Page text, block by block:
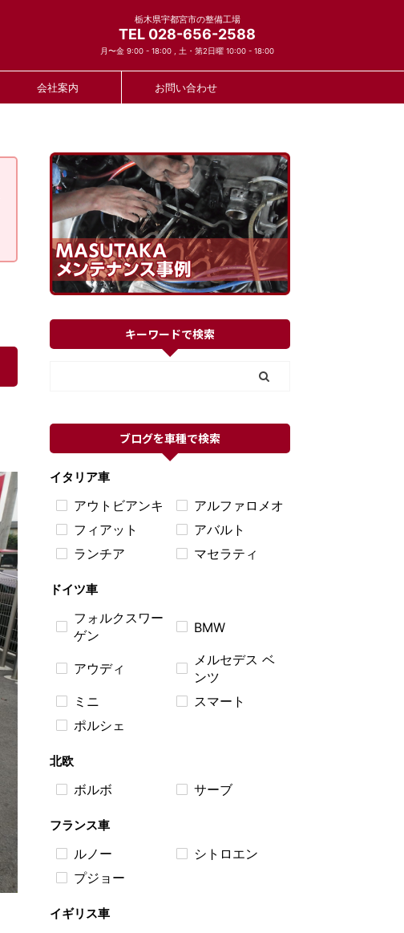
栃木県宇都宮市の整備工場
TEL 028-656-2588
月〜金 9:00 - 18:00 , 土・第2日曜 10:00 - 18:00
会社案内 お問い合わせ
キーワードで検索
ブログを車種で検索
イタリア車
アウトビアンキ
アルファロメオ
フィアット
アバルト
ランチア
マセラティ
ドイツ車
フォルクスワー
ゲン
BMW
アウディ
メルセデス ベ
ンツ
ミニ
スマート
ポルシェ
北欧
ボルボ サーブ
フランス車
ルノー
シトロエン
プジョー
イギリス車